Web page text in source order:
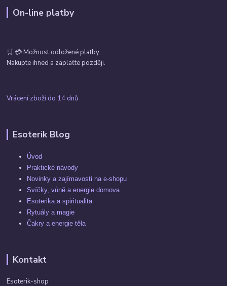
On-line platby
🛒 💳 Možnost odložené platby.
Nakupte ihned a zaplaťte později.
Vrácení zboží do 14 dnů
Esoterik Blog
Úvod
Praktické návody
Novinky a zajímavosti na e-shopu
Svíčky, vůně a energie domova
Esoterika a spiritualita
Rytuály a magie
Čakry a energie těla
Kontakt
Esoterik-shop